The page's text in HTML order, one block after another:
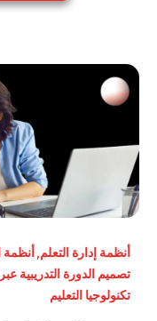
أنظمة إدارة التعلم,أنظمة
تصميم الدورة التدريبية
تكنولوجيا التعليم